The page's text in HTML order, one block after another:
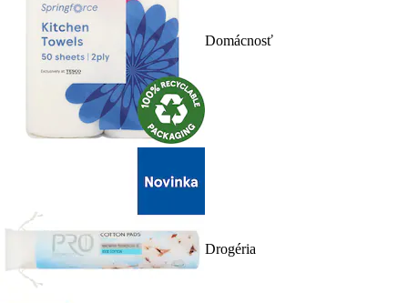
Domácnosť
Drogéria